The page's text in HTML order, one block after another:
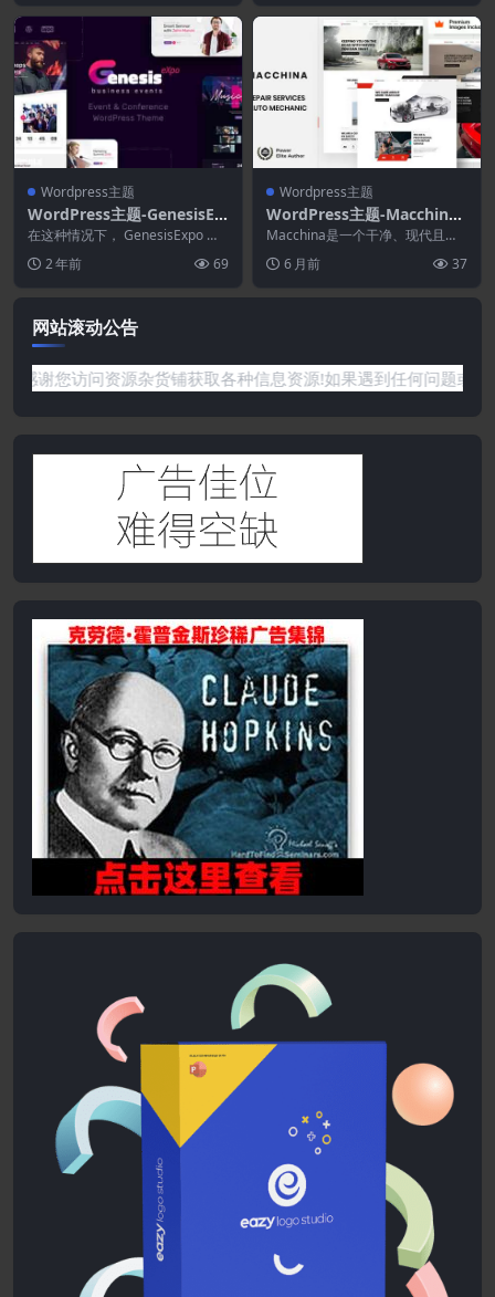
Wordpress主题
WordPress主题-GenesisEx
po 1.4.10–商务活动和会议W
ordPress主题
在这种情况下， GenesisExpo 主
题是一个包罗万象的解决方案。此
外，这对...
2 年前 69
Wordpress主题
WordPress主题-Macchina
37.0–汽车维修WordPress主
题
Macchina是一个干净、现代且用
户友好的WordPress汽车修理和汽
车修理...
6 月前 37
网站滚动公告
您访问资源杂货铺获取各种信息资源!如果遇到任何问题或是网站